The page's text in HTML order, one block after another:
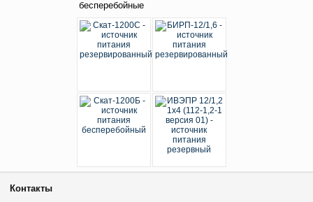
бесперебойные
Контакты